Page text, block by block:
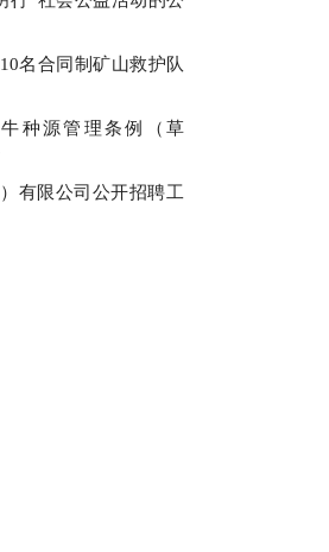
名合同制矿山救护队
种源管理条例（草
有限公司公开招聘工